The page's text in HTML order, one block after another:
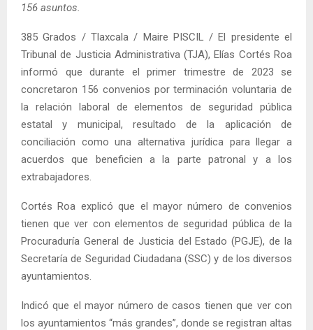
156 asuntos.
385 Grados / Tlaxcala / Maire PISCIL / El presidente el
Tribunal de Justicia Administrativa (TJA), Elías Cortés Roa
informó que durante el primer trimestre de 2023 se
concretaron 156 convenios por terminación voluntaria de
la relación laboral de elementos de seguridad pública
estatal y municipal, resultado de la aplicación de
conciliación como una alternativa jurídica para llegar a
acuerdos que beneficien a la parte patronal y a los
extrabajadores.
Cortés Roa explicó que el mayor número de convenios
tienen que ver con elementos de seguridad pública de la
Procuraduría General de Justicia del Estado (PGJE), de la
Secretaría de Seguridad Ciudadana (SSC) y de los diversos
ayuntamientos.
Indicó que el mayor número de casos tienen que ver con
los ayuntamientos “más grandes”, donde se registran altas